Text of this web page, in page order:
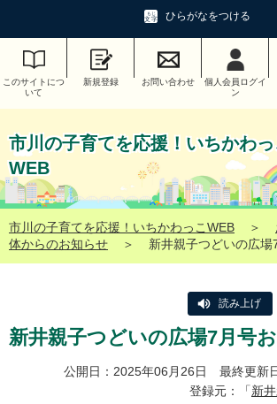
ひらがなをつける
このサイトにつ
いて
新規登録 お問い合わせ
個人会員ログイ
ン
市川の子育てを応援！いちかわっ
WEB
市川の子育てを応援！いちかわっこWEB ＞
体からのお知らせ
＞ 新井親子つどいの広場
読み上げ
新井親子つどいの広場7月号
公開日：2025年06月26日 最終更新
登録元：「新